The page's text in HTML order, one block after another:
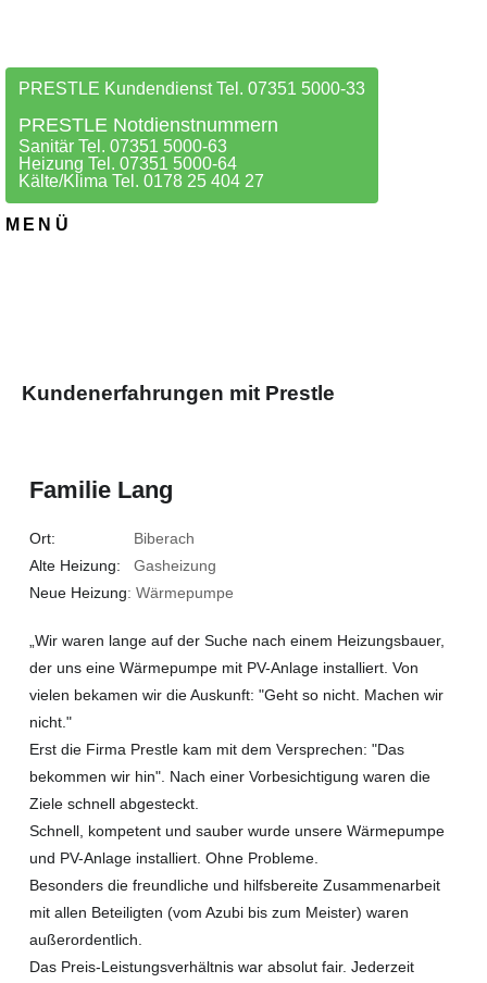
PRESTLE Kundendienst Tel. 07351 5000-33
PRESTLE Notdienstnummern
Sanitär Tel. 07351 5000-63
Heizung Tel. 07351 5000-64
Kälte/Klima Tel. 0178 25 404 27
MENÜ
Kundenerfahrungen mit Prestle
Familie Lang
Ort: Biberach
Alte Heizung: Gasheizung
Neue Heizung: Wärmepumpe
„Wir waren lange auf der Suche nach einem Heizungsbauer,
der uns eine Wärmepumpe mit PV-Anlage installiert. Von
vielen bekamen wir die Auskunft: "Geht so nicht. Machen wir
nicht."
Erst die Firma Prestle kam mit dem Versprechen: "Das
bekommen wir hin". Nach einer Vorbesichtigung waren die
Ziele schnell abgesteckt.
Schnell, kompetent und sauber wurde unsere Wärmepumpe
und PV-Anlage installiert. Ohne Probleme.
Besonders die freundliche und hilfsbereite Zusammenarbeit
mit allen Beteiligten (vom Azubi bis zum Meister) waren
außerordentlich.
Das Preis-Leistungsverhältnis war absolut fair. Jederzeit